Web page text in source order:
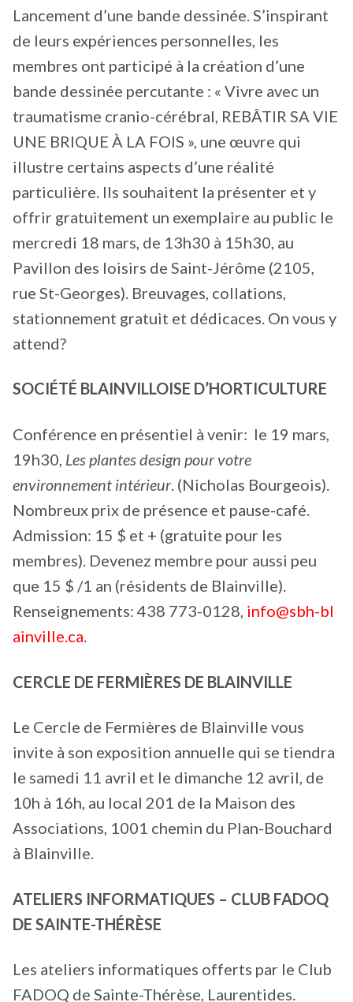
Lancement d’une bande dessinée. S’inspirant
de leurs expériences personnelles, les
membres ont participé à la création d’une
bande dessinée percutante : « Vivre avec un
traumatisme cranio-cérébral, REBÂTIR SA VIE
UNE BRIQUE À LA FOIS », une œuvre qui
illustre certains aspects d’une réalité
particulière. Ils souhaitent la présenter et y
offrir gratuitement un exemplaire au public le
mercredi 18 mars, de 13h30 à 15h30, au
Pavillon des loisirs de Saint-Jérôme (2105,
rue St-Georges). Breuvages, collations,
stationnement gratuit et dédicaces. On vous y
attend?
SOCIÉTÉ BLAINVILLOISE D’HORTICULTURE
Conférence en présentiel à venir: le 19 mars,
19h30, Les plantes design pour votre
environnement intérieur. (Nicholas Bourgeois).
Nombreux prix de présence et pause-café.
Admission: 15 $ et + (gratuite pour les
membres). Devenez membre pour aussi peu
que 15 $ /1 an (résidents de Blainville).
Renseignements: 438 773-0128, info@sbh-bl
ainville.ca.
CERCLE DE FERMIÈRES DE BLAINVILLE
Le Cercle de Fermières de Blainville vous
invite à son exposition annuelle qui se tiendra
le samedi 11 avril et le dimanche 12 avril, de
10h à 16h, au local 201 de la Maison des
Associations, 1001 chemin du Plan-Bouchard
à Blainville.
ATELIERS INFORMATIQUES – CLUB FADOQ
DE SAINTE-THÉRÈSE
Les ateliers informatiques offerts par le Club
FADOQ de Sainte-Thérèse, Laurentides.